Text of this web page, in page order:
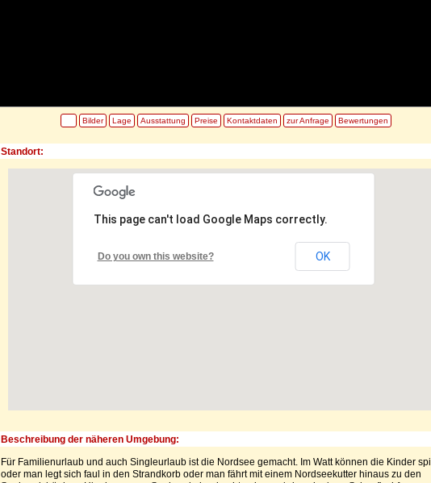
Bilder Lage Ausstattung Preise Kontaktdaten zur Anfrage Bewertungen
Standort:
This page can't load Google Maps correctly.
Do you own this website? OK
Beschreibung der näheren Umgebung:
Für Familienurlaub und auch Singleurlaub ist die Nordsee gemacht. Im Watt können die Kinder
oder man legt sich faul in den Strandkorb oder man fährt mit einem Nordseekutter hinaus zu den